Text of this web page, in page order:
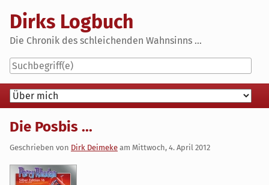
content
Dirks Logbuch
Die Chronik des schleichenden Wahnsinns ...
Navigation
Die Posbis ...
Geschrieben von Dirk Deimeke am Mittwoch, 4. April 2012